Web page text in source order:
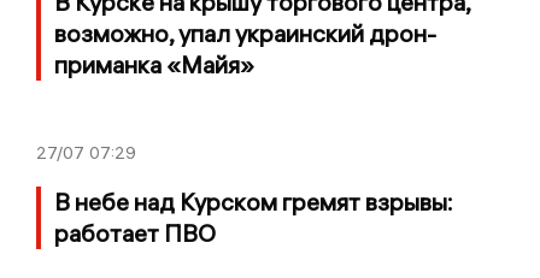
возможно, упал украинский дрон-
приманка «Майя»
27/07 07:29
В небе над Курском гремят взрывы:
работает ПВО